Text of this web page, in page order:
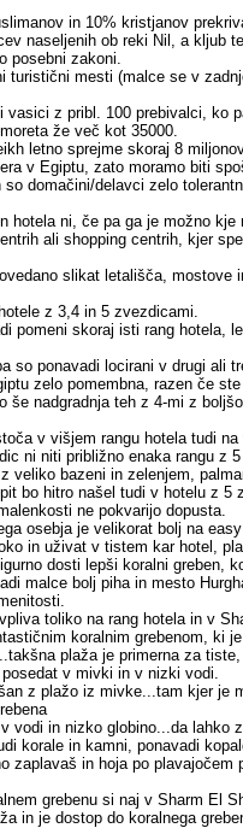
in 10% kristjanov
naseljenih ob reki Nil, a kljub
posebni zakoni.
turistični mesti (malce se v
vasici z pribl. 100 prebivalci, ko
že več kot 35000.
letno sprejme skoraj 8
v Egiptu, zato moramo biti
domačini/delavci zelo
hotela ni, če pa ga je možno
ali shopping centrih, kjer
slikat letališča,
z 3,4 in 5 zvezdicami.
pomeni skoraj isti rang hotela,
so ponavadi locirani v drugi ali
zelo pomembna, razen če
še nadgradnja teh z 4-mi z
v višjem rangu hotela tudi
ni niti približno enaka rangu z
veliko bazeni in zelenjem,
bo hitro našel tudi v hotelu z
ne pokvarijo dopusta.
osebja je velikorat bolj na
in uživat v tistem kar hotel,
dosti lepši koralni greben,
malce bolj piha in mesto
toliko na rang hotela in v
koralnim grebenom, ki
plaža je primerna za
v mivki in v nizki vodi.
z plažo iz mivke...tam kjer je
vodi in nizko globino...da lahko
korale in kamni, ponavadi
zaplavaš in hoja po plavajočem
grebenu si naj v Sharm El
in je dostop do koralnega